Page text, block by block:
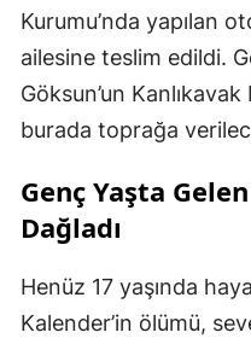
Kurumu’nda yapılan
ailesine teslim edildi.
Göksun’un
burada toprağa
Genç Yaşta
Dağladı
Henüz 17 yaşında
Kalender’in ölümü,